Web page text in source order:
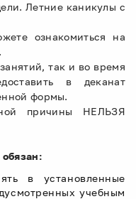
Летние каникулы с
ознакомиться на
.
так и во время
в деканат
формы.
причины НЕЛЬЗЯ
в установленные
учебным